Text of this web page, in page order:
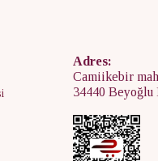
Adres:
Camiikebir
34440